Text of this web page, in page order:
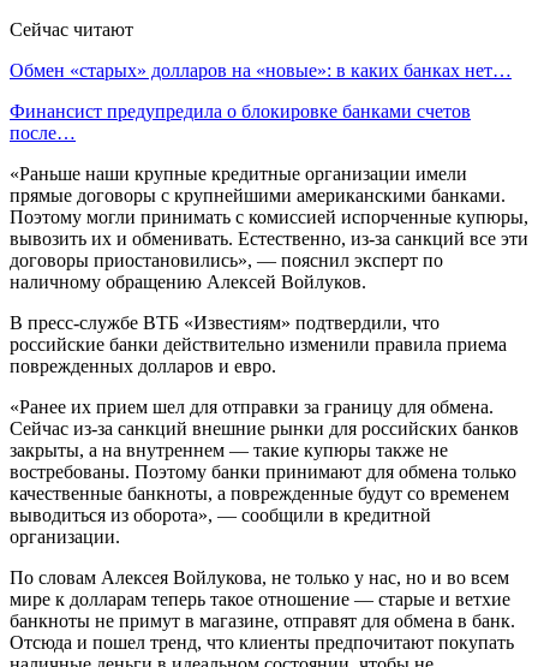
Сейчас читают
Обмен «старых» долларов на «новые»: в каких банках нет…
Финансист предупредила о блокировке банками счетов
после…
«Раньше наши крупные кредитные организации имели
прямые договоры с крупнейшими американскими банками.
Поэтому могли принимать с комиссией испорченные купюры,
вывозить их и обменивать. Естественно, из-за санкций все эти
договоры приостановились», — пояснил эксперт по
наличному обращению Алексей Войлуков.
В пресс-службе ВТБ «Известиям» подтвердили, что
российские банки действительно изменили правила приема
поврежденных долларов и евро.
«Ранее их прием шел для отправки за границу для обмена.
Сейчас из-за санкций внешние рынки для российских банков
закрыты, а на внутреннем — такие купюры также не
востребованы. Поэтому банки принимают для обмена только
качественные банкноты, а поврежденные будут со временем
выводиться из оборота», — сообщили в кредитной
организации.
По словам Алексея Войлукова, не только у нас, но и во всем
мире к долларам теперь такое отношение — старые и ветхие
банкноты не примут в магазине, отправят для обмена в банк.
Отсюда и пошел тренд, что клиенты предпочитают покупать